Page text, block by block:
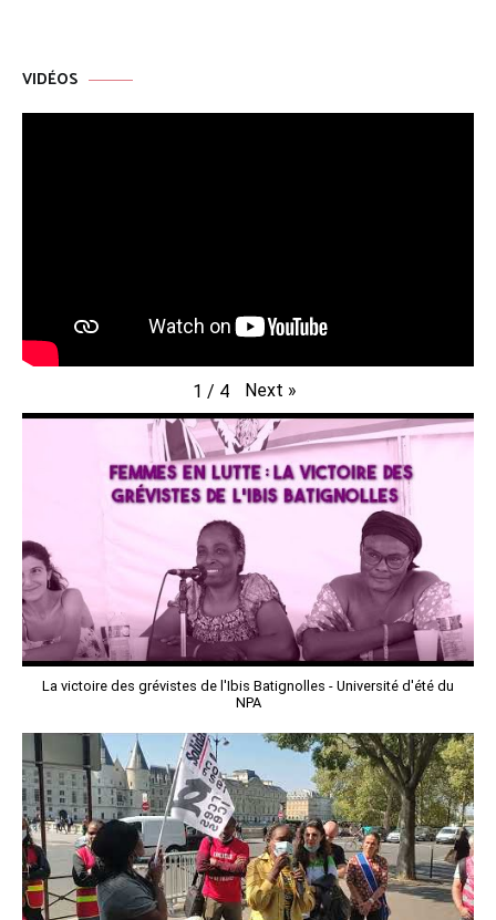
VIDÉOS
1 / 4 Next »
La victoire des grévistes de l'Ibis Batignolles - Université d'été du
NPA